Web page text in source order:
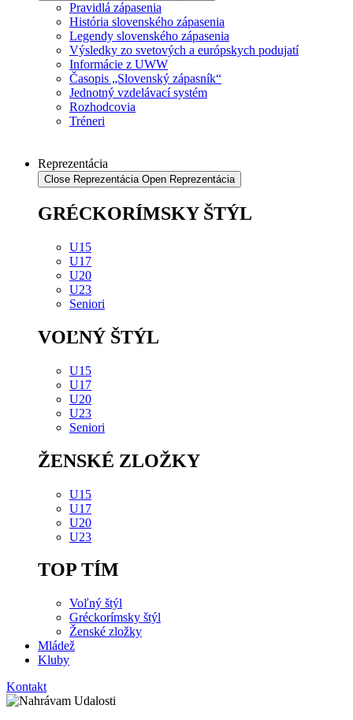
Pravidlá zápasenia
História slovenského zápasenia
Legendy slovenského zápasenia
Výsledky zo svetových a európskych podujatí
Informácie z UWW
Časopis „Slovenský zápasník“
Jednotný vzdelávací systém
Rozhodcovia
Tréneri
Reprezentácia
Close Reprezentácia Open Reprezentácia
GRÉCKORÍMSKY ŠTÝL
U15
U17
U20
U23
Seniori
VOĽNÝ ŠTÝL
U15
U17
U20
U23
Seniori
ŽENSKÉ ZLOŽKY
U15
U17
U20
U23
TOP TÍM
Voľný štýl
Gréckorímsky štýl
Ženské zložky
Mládež
Kluby
Kontakt